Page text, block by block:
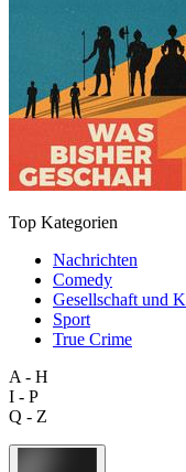
Top Kategorien
Nachrichten
Comedy
Gesellschaft und
Sport
True Crime
A - H
I - P
Q - Z